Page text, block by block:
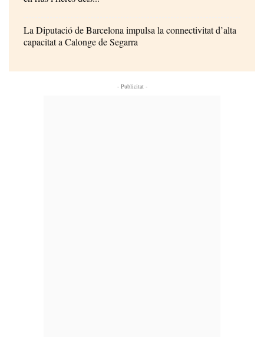
La Diputació de Barcelona impulsa la connectivitat d’alta
capacitat a Calonge de Segarra
- Publicitat -